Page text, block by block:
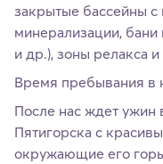
закрытые бассейны
минерализации, бани
и др.), зоны релакса и
Время пребывания в
После нас ждет ужин
Пятигорска с
окружающие его